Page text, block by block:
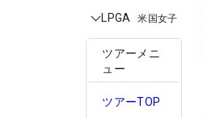
LPGA 米国女子
ツアーメニ
ュー
ツアーTOP